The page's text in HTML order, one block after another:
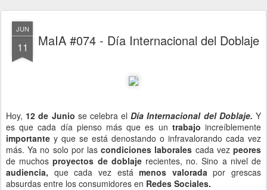
JUN
11 MaIA #074 - Día Internacional del Doblaje
Hoy, 12 de Junio se celebra elDía Internacional del Doblaje.Y
es que cada día pienso más que es un trabajoincreíblemente
importante y que se está denostando o infravalorando cada vez
más. Ya no solo por lascondiciones laborales cada vezpeores
de muchosproyectos de doblajerecientes, no. Sino a nivel de
audiencia, que cada vez estámenos valoradapor grescas
absurdas entre los consumidores en Redes Sociales.